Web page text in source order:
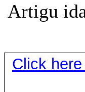
Artigu
Click